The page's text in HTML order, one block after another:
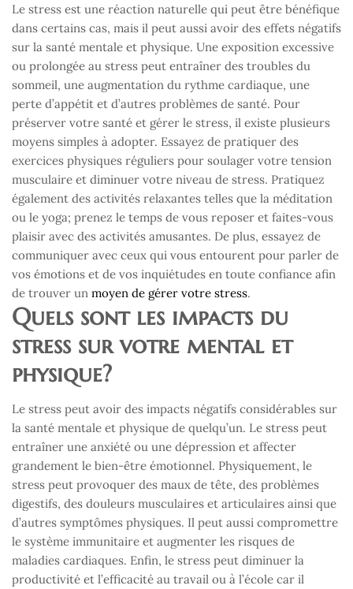
Le stress est une réaction naturelle qui peut être bénéfique
dans certains cas, mais il peut aussi avoir des effets négatifs
sur la santé mentale et physique. Une exposition excessive
ou prolongée au stress peut entraîner des troubles du
sommeil, une augmentation du rythme cardiaque, une
perte d’appétit et d’autres problèmes de santé. Pour
préserver votre santé et gérer le stress, il existe plusieurs
moyens simples à adopter. Essayez de pratiquer des
exercices physiques réguliers pour soulager votre tension
musculaire et diminuer votre niveau de stress. Pratiquez
également des activités relaxantes telles que la méditation
ou le yoga; prenez le temps de vous reposer et faites-vous
plaisir avec des activités amusantes. De plus, essayez de
communiquer avec ceux qui vous entourent pour parler de
vos émotions et de vos inquiétudes en toute confiance afin
de trouver un moyen de gérer votre stress.
Quels sont les impacts du
stress sur votre mental et
physique?
Le stress peut avoir des impacts négatifs considérables sur
la santé mentale et physique de quelqu’un. Le stress peut
entraîner une anxiété ou une dépression et affecter
grandement le bien-être émotionnel. Physiquement, le
stress peut provoquer des maux de tête, des problèmes
digestifs, des douleurs musculaires et articulaires ainsi que
d’autres symptômes physiques. Il peut aussi compromettre
le système immunitaire et augmenter les risques de
maladies cardiaques. Enfin, le stress peut diminuer la
productivité et l’efficacité au travail ou à l’école car il